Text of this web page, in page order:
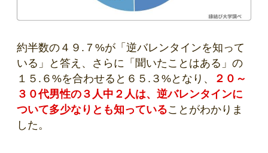
約半数の４９.７%が「逆バレンタインを知って
いる」と答え、さらに「聞いたことはある」の
１５.６%を合わせると６５.３%となり、
２０～
３０代男性の３人中２人は、逆バレンタインに
ついて多少なりとも知っていることがわかりま
した。